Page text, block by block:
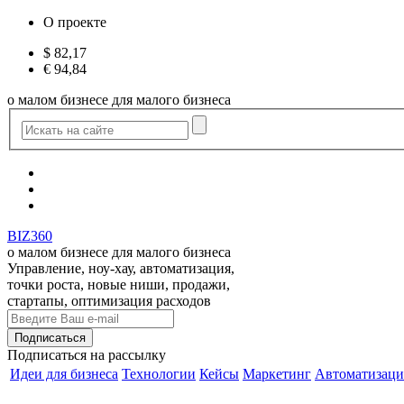
О проекте
$ 82,17
€ 94,84
о малом бизнесе для малого бизнеса
BIZ360
о малом бизнесе для малого бизнеса
Управление, ноу-хау, автоматизация,
точки роста, новые ниши, продажи,
стартапы, оптимизация расходов
Подписаться на рассылку
Идеи для бизнеса Технологии Кейсы Маркетинг